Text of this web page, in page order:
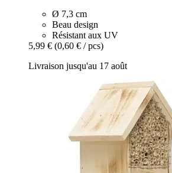
Ø 7,3 cm
Beau design
Résistant aux UV
5,99 € (0,60 € / pcs)
Livraison jusqu'au 17 août